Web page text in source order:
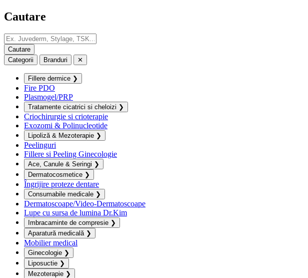
Cautare
Categorii Branduri ✕
Fillere dermice ❯
Fire PDO
Plasmogel/PRP
Tratamente cicatrici si cheloizi ❯
Criochirurgie si crioterapie
Exozomi & Polinucleotide
Lipoliză & Mezoterapie ❯
Peelinguri
Fillere si Peeling Ginecologie
Ace, Canule & Seringi ❯
Dermatocosmetice ❯
Îngrijire proteze dentare
Consumabile medicale ❯
Dermatoscoape/Video-Dermatoscoape
Lupe cu sursa de lumina Dr.Kim
Imbracaminte de compresie ❯
Aparatură medicală ❯
Mobilier medical
Ginecologie ❯
Liposuctie ❯
Mezoterapie ❯